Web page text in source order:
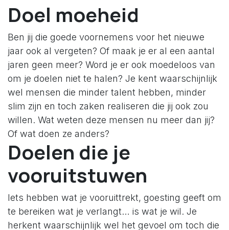
Doel moeheid
Ben jij die goede voornemens voor het nieuwe
jaar ook al vergeten? Of maak je er al een aantal
jaren geen meer? Word je er ook moedeloos van
om je doelen niet te halen? Je kent waarschijnlijk
wel mensen die minder talent hebben, minder
slim zijn en toch zaken realiseren die jij ook zou
willen. Wat weten deze mensen nu meer dan jij?
Of wat doen ze anders?
Doelen die je
vooruitstuwen
Iets hebben wat je vooruittrekt, goesting geeft om
te bereiken wat je verlangt… is wat je wil. Je
herkent waarschijnlijk wel het gevoel om toch die